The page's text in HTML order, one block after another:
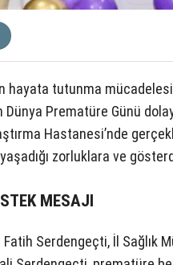
hayata tutunma
Prematüre Günü
Hastanesi’nde
zorluklara ve
MESAJI
Serdengeçti, İl Sağlık